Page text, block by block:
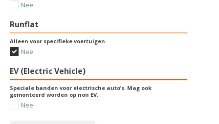
Nee
Runflat
Alleen voor specifieke voertuigen
Nee
EV (Electric Vehicle)
Speciale banden voor electrische auto’s. Mag ook
gemonteerd worden op non EV.
Nee